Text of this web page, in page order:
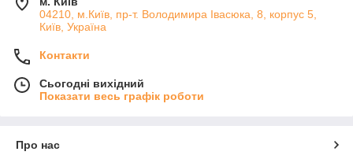
04210, м.Київ, пр-т. Володимира Івасюка, 8, корпус 5,
Київ, Україна
Контакти
Сьогодні вихідний
Показати весь графік роботи
Про нас